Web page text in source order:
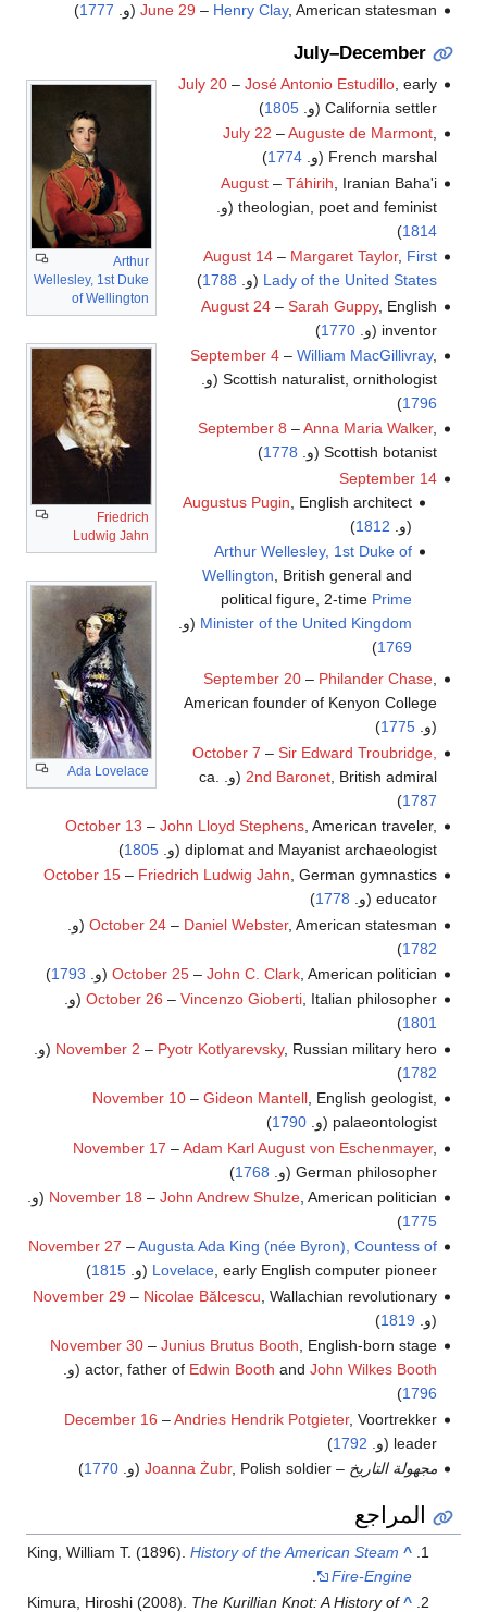
June 29 – Henry Clay, American statesman (و. 1777
)
July–December
Arthur
Wellesley, 1st Duke
of Wellington
Friedrich
Ludwig Jahn
Ada Lovelace
July 20– José Antonio Estudillo, early
California settler (و.
1805
)
July 22 –Auguste de Marmont,
French marshal (و.
1774
)
August– Táhirih , Iranian Baha'i
theologian, poet and feminist (و.
1814
)
August 14– Margaret Taylor, First
Lady of the United States (و. 1788
)
August 24– Sarah Guppy, English
inventor (و.
1770
)
September 4– William MacGillivray,
Scottish naturalist, ornithologist (و.
1796
)
September 8 –Anna Maria Walker,
Scottish botanist (و.
1778
)
September 14
Augustus Pugin , English architect
(و. 1812
)
Arthur Wellesley, 1st Duke of
Wellington , British general and
political figure, 2-time Prime
Minister of the United Kingdom (و.
1769
)
September 20– Philander Chase,
American founder of Kenyon College
(و.1775
)
October 7 – Sir Edward Troubridge,
2nd Baronet, British admiral (و. ca.
1787
)
October 13 – John Lloyd Stephens, American traveler,
diplomat and Mayanist archaeologist (و.
1805
)
October 15– Friedrich Ludwig Jahn, German gymnastics
educator (و.
1778
)
October 24– Daniel Webster, American statesman (و.
1782
)
October 25– John C. Clark, American politician (و. 1793
)
October 26 – Vincenzo Gioberti, Italian philosopher (و.
1801
)
November 2 – Pyotr Kotlyarevsky, Russian military hero (و.
1782
)
November 10– Gideon Mantell, English geologist,
palaeontologist (و.
1790
)
November 17 –Adam Karl August von Eschenmayer,
German philosopher (و.
1768
)
November 18 – John Andrew Shulze, American politician (و.
1775
)
November 27 –Augusta Ada King (née Byron), Countess of
Lovelace, early English computer pioneer (و. 1815
)
November 29 – Nicolae Bălcescu , Wallachian revolutionary
(و. 1819
)
November 30– Junius Brutus Booth, English-born stage
actor, father of Edwin Booth and John Wilkes Booth
(و.
1796
)
December 16 –Andries Hendrik Potgieter, Voortrekker
leader (و.
1792
)
مجهولة التاريخ –
Joanna Żubr, Polish soldier (و. 1770
)
المراجع
^
King, William T. (1896).History of the American Steam
Fire-Engine
.
^
Kimura, Hiroshi (2008). The Kurillian Knot: A History of